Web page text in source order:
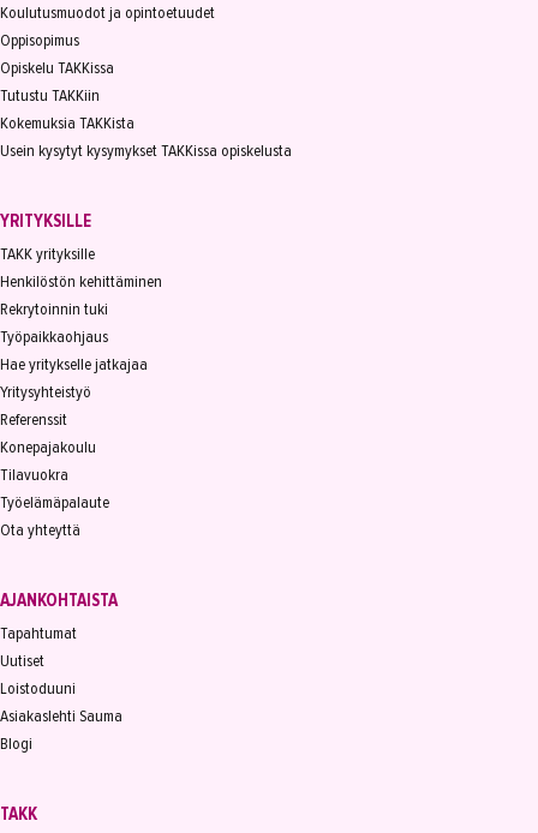
Koulutusmuodot ja opintoetuudet
Oppisopimus
Opiskelu TAKKissa
Tutustu TAKKiin
Kokemuksia TAKKista
Usein kysytyt kysymykset TAKKissa opiskelusta
YRITYKSILLE
TAKK yrityksille
Henkilöstön kehittäminen
Rekrytoinnin tuki
Työpaikkaohjaus
Hae yritykselle jatkajaa
Yritysyhteistyö
Referenssit
Konepajakoulu
Tilavuokra
Työelämäpalaute
Ota yhteyttä
AJANKOHTAISTA
Tapahtumat
Uutiset
Loistoduuni
Asiakaslehti Sauma
Blogi
TAKK